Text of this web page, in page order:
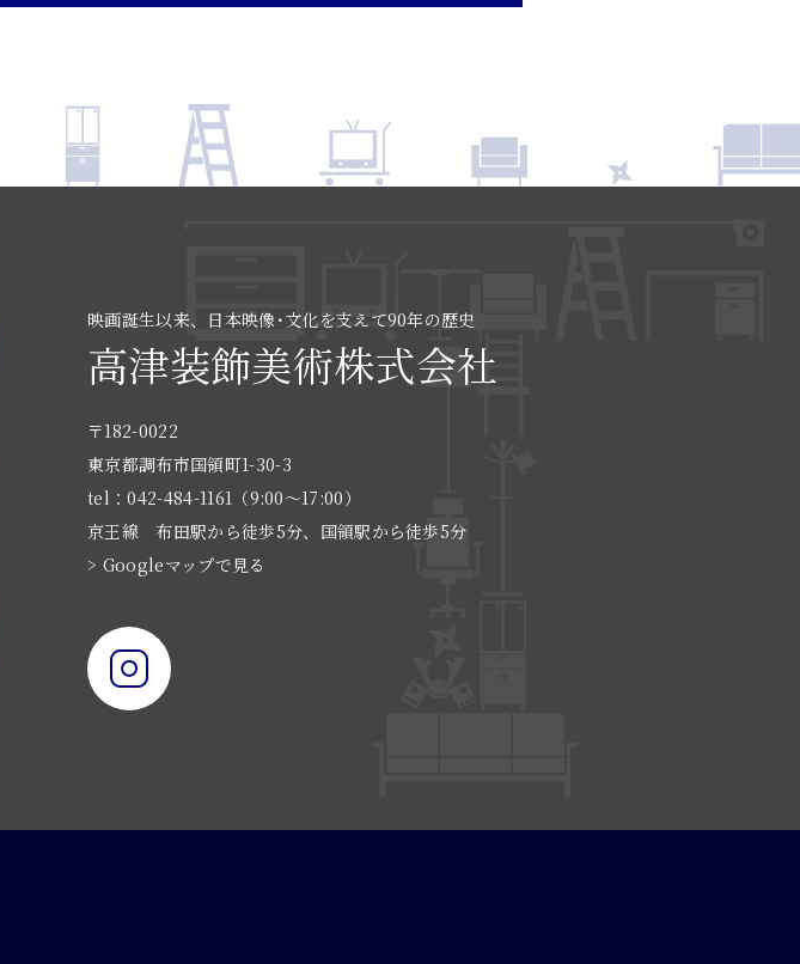
映画誕生以来、日本映像･文化を支えて90年の歴史
高津装飾美術株式会社
〒182-0022
東京都調布市国領町1-30-3
tel：042-484-1161（9:00〜17:00）
京王線 布田駅から徒歩5分、国領駅から徒歩5分
> Googleマップで見る